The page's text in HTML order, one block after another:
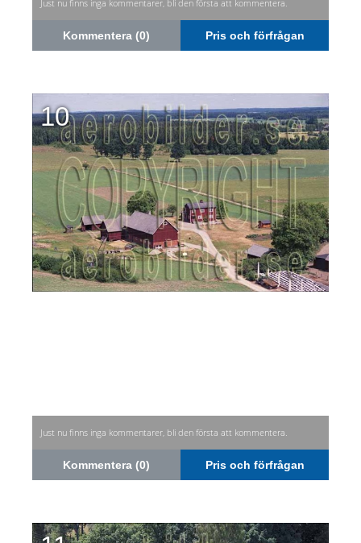
Just nu finns inga kommentarer, bli den första att kommentera.
Kommentera (0) Pris och förfrågan
10
Just nu finns inga kommentarer, bli den första att kommentera.
Kommentera (0) Pris och förfrågan